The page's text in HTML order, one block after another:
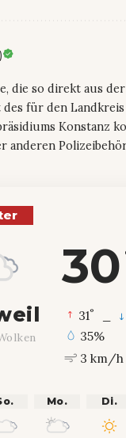
die so direkt aus
für den
Konstanz
anderen
30
31°
35%
3 km/h
Mo. Di.